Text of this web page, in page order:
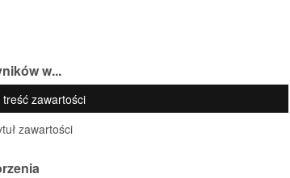
w...
treść zawartości
zawartości